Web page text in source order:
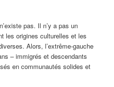
pas. Il n’y a pas un
les origines culturelles et les
Alors, l’extrême-gauche
– immigrés et descendants
en communautés solides et